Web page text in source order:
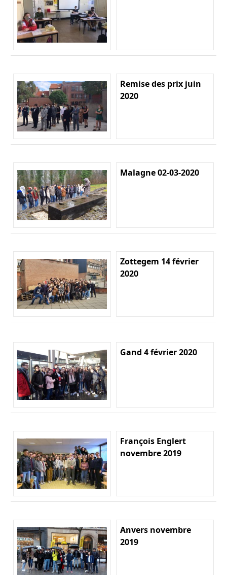
Remise des prix juin
2020
Malagne 02-03-2020
Zottegem 14 février
2020
Gand 4 février 2020
François Englert
novembre 2019
Anvers novembre
2019